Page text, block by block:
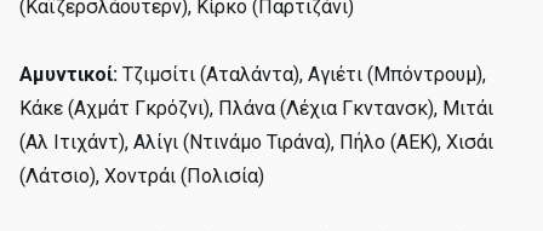
(Καϊζερσλάουτερν), Κίρκο (Παρτιζάνι)
Αμυντικοί: Τζιμσίτι (Αταλάντα), Αγιέτι (Μπόντρουμ),
Κάκε (Αχμάτ Γκρόζνι), Πλάνα (Λέχια Γκντανσκ), Μιτάι
(Αλ Ιτιχάντ), Αλίγι (Ντινάμο Τιράνα), Πήλο (ΑΕΚ), Χισάι
(Λάτσιο), Χοντράι (Πολισία)